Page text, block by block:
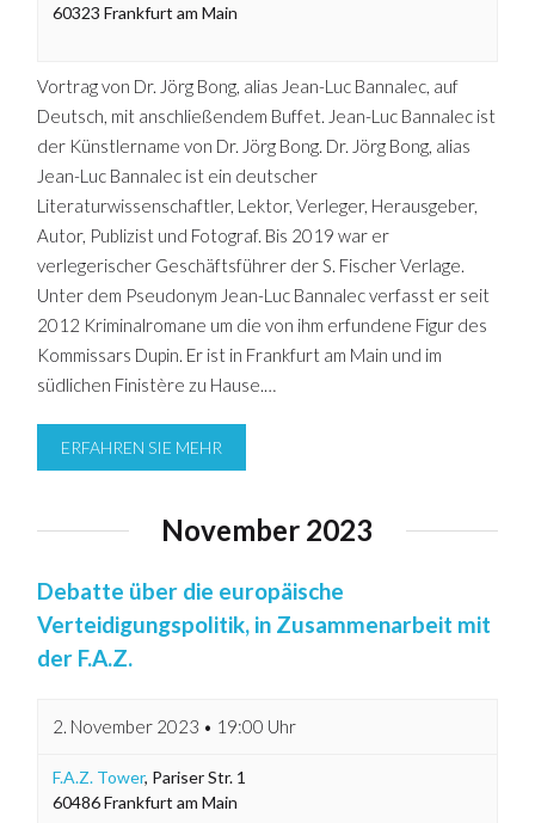
60323 Frankfurt am Main
Vortrag von Dr. Jörg Bong, alias Jean-Luc Bannalec, auf
Deutsch, mit anschließendem Buffet. Jean-Luc Bannalec ist
der Künstlername von Dr. Jörg Bong. Dr. Jörg Bong, alias
Jean-Luc Bannalec ist ein deutscher
Literaturwissenschaftler, Lektor, Verleger, Herausgeber,
Autor, Publizist und Fotograf. Bis 2019 war er
verlegerischer Geschäftsführer der S. Fischer Verlage.
Unter dem Pseudonym Jean-Luc Bannalec verfasst er seit
2012 Kriminalromane um die von ihm erfundene Figur des
Kommissars Dupin. Er ist in Frankfurt am Main und im
südlichen Finistère zu Hause.…
ERFAHREN SIE MEHR
November 2023
Debatte über die europäische
Verteidigungspolitik, in Zusammenarbeit mit
der F.A.Z.
2. November 2023 • 19:00 Uhr
F.A.Z. Tower, Pariser Str. 1
60486Frankfurt am Main